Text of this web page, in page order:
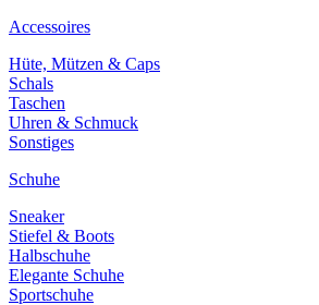
Accessoires
Hüte, Mützen & Caps
Schals
Taschen
Uhren & Schmuck
Sonstiges
Schuhe
Sneaker
Stiefel & Boots
Halbschuhe
Elegante Schuhe
Sportschuhe